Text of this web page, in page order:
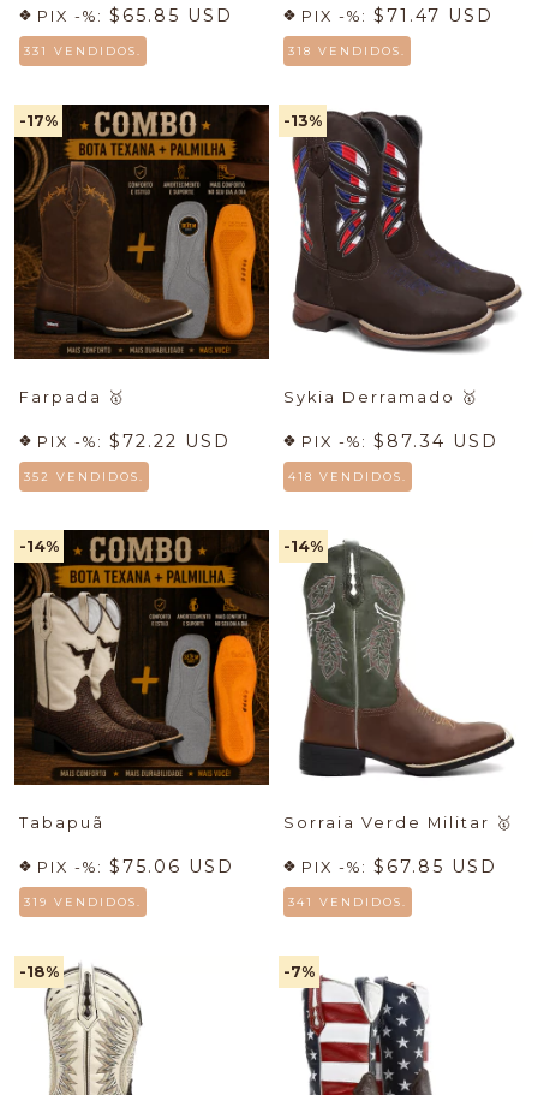
PIX -%: $65.85 USD
331 VENDIDOS.
PIX -%: $71.47 USD
318 VENDIDOS.
-17%
Farpada 🥇
PIX -%: $72.22 USD
352 VENDIDOS.
-13%
Sykia Derramado 🥇
PIX -%: $87.34 USD
418 VENDIDOS.
-14%
Tabapuã
PIX -%: $75.06 USD
319 VENDIDOS.
-14%
Sorraia Verde Militar 🥇
PIX -%: $67.85 USD
341 VENDIDOS.
-18% -7%